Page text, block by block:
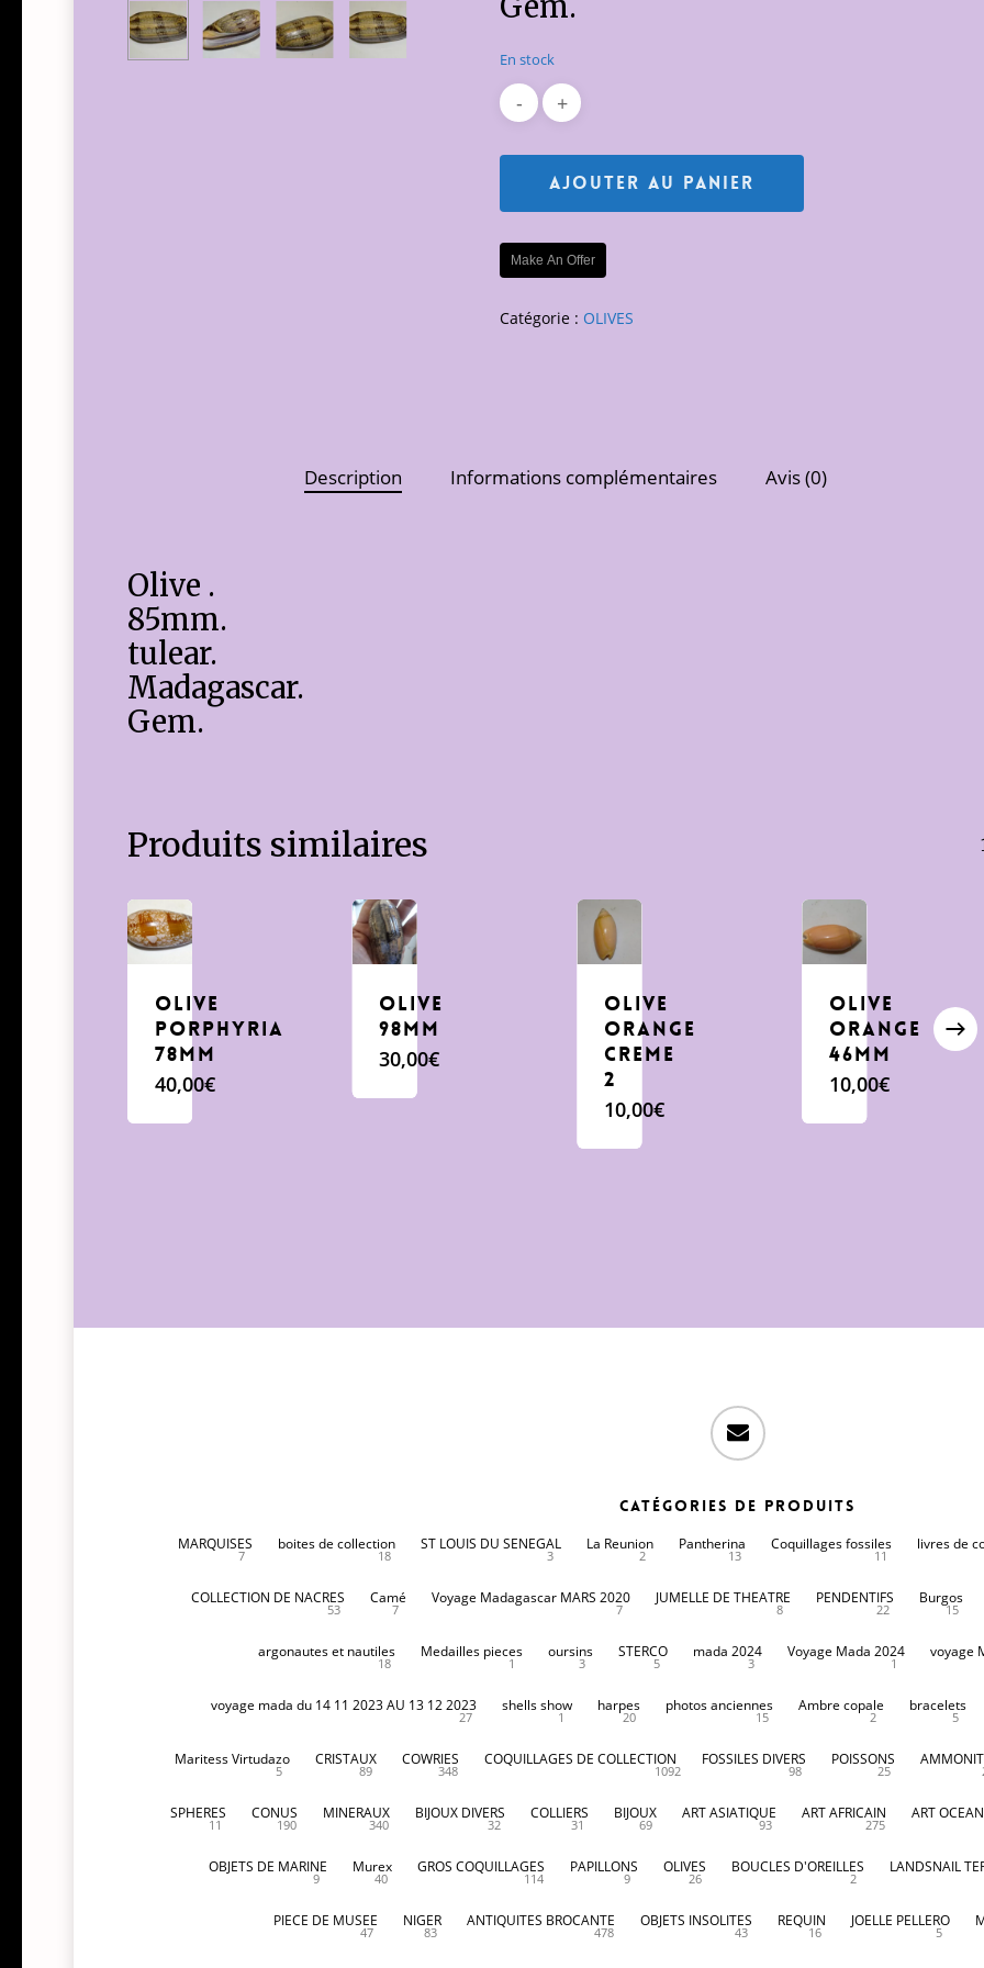
En stock
Ajouter Au Panier
Make An Offer
Catégorie : OLIVES
Description Informations complémentaires Avis (0)
Olive .
85mm.
tulear.
Madagascar.
Gem.
Produits similaires
Olive
porphyria
78mm
40,00€
Olive
98mm
30,00€
Olive
orange
creme
2
10,00€
Olive
orange
46mm
10,00€
email
Catégories de produits
MARQUISES
7
boites de collection
18
ST LOUIS DU SENEGAL
3
La Reunion
2
Pantherina
13
Coquillages fossiles
11
livres de
COLLECTION DE NACRES
53
Camé
7
Voyage Madagascar MARS 2020
7
JUMELLE DE THEATRE
8
PENDENTIFS
22
Burgos
15
argonautes et nautiles
18
Medailles pieces
1
oursins
3
STERCO
5
mada 2024
3
Voyage Mada 2024
1
voyage
voyage mada du 14 11 2023 AU 13 12 2023
27
shells show
1
harpes
20
photos anciennes
15
Ambre copale
2
bracelets
5
Maritess Virtudazo
5
CRISTAUX
89
COWRIES
348
COQUILLAGES DE COLLECTION
1092
FOSSILES DIVERS
98
POISSONS
25
SPHERES
11
CONUS
190
MINERAUX
340
BIJOUX DIVERS
32
COLLIERS
31
BIJOUX
69
ART ASIATIQUE
93
ART AFRICAIN
275
ART
OBJETS DE MARINE
9
Murex
40
GROS COQUILLAGES
114
PAPILLONS
9
OLIVES
26
BOUCLES D'OREILLES
2
LANDSNAIL
PIECE DE MUSEE
47
NIGER
83
ANTIQUITES BROCANTE
478
OBJETS INSOLITES
43
REQUIN
16
JOELLE PELLERO
5